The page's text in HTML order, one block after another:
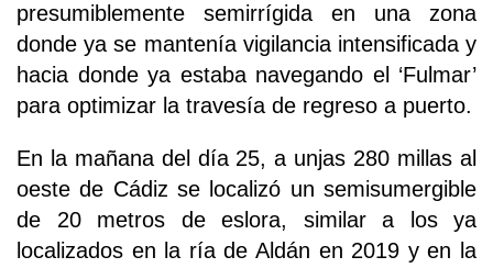
presumiblemente semirrígida en una zona
donde ya se mantenía vigilancia intensificada y
hacia donde ya estaba navegando el ‘Fulmar’
para optimizar la travesía de regreso a puerto.
En la mañana del día 25, a unjas 280 millas al
oeste de Cádiz se localizó un semisumergible
de 20 metros de eslora, similar a los ya
localizados en la ría de Aldán en 2019 y en la